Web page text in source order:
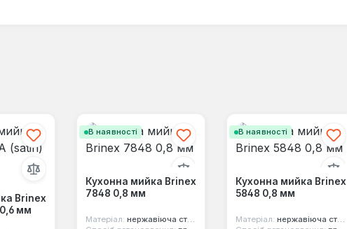
Brinex
мм
В наявності
Кухонна мийка Brinex
7848 0,8 мм
Матеріал: нержавіюча сталь
В наявності
Кухонна мийка Brinex
5848 0,8 мм
Матеріал: нержавіюча сталь